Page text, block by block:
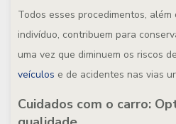
Todos esses procedimentos,
indivíduo, contribuem para
uma vez que diminuem os riscos
veículos e de acidentes nas vias
Cuidados com o carro: